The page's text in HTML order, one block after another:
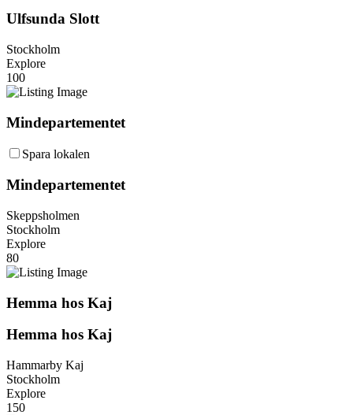
Ulfsunda Slott
Stockholm
Explore
100
Mindepartementet
Spara lokalen
Mindepartementet
Skeppsholmen
Stockholm
Explore
80
Hemma hos Kaj
Hemma hos Kaj
Hammarby Kaj
Stockholm
Explore
150